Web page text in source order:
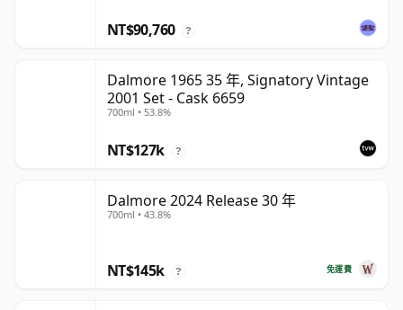
NT$90,760 ?
Dalmore 1965 35 年, Signatory Vintage
2001 Set - Cask 6659
700ml • 53.8%
NT$127k ?
Dalmore 2024 Release 30 年
700ml • 43.8%
免運費
NT$145k ?